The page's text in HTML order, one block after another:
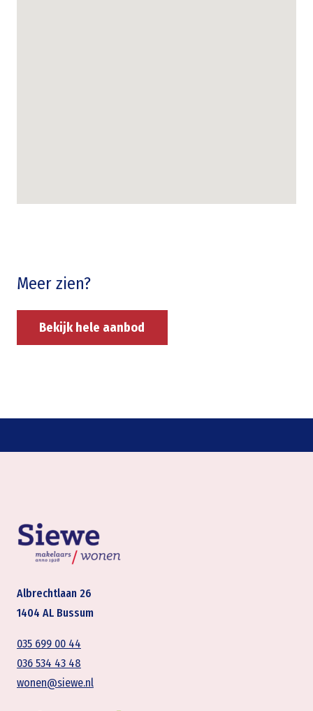
Meer zien?
Bekijk hele aanbod
Albrechtlaan 26
1404 AL Bussum
035 699 00 44
036 534 43 48
wonen@siewe.nl